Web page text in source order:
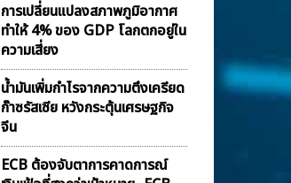
การเปลี่ยนแปลงสภาพภูมิอากาศ
ทำให้ 4% ของ GDP โลกตกอยู่ใน
ความเสี่ยง
น้ำมันเพิ่มกำไรจากความตึงเครียด
ก๊าซรัสเซีย หวังกระตุ้นเศรษฐกิจ
จีน
ECB ต้องจับตาการคาดการณ์